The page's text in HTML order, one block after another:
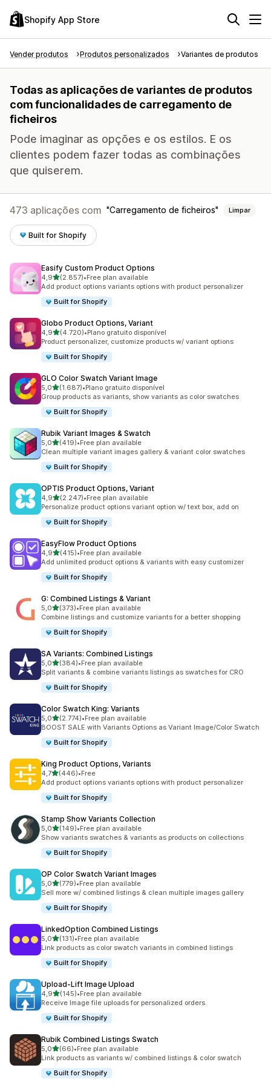
Shopify App Store
Vender produtos Produtos personalizados Variantes de produtos
Todas as aplicações de variantes de produtos
com funcionalidades de carregamento de
ficheiros
Pode imaginar as opções e os estilos. E os
clientes podem fazer todas as combinações
que quiserem.
473 aplicações com Carregamento de ficheiros Limpar
Built for Shopify
Easify Custom Product Options
4,9de 5 estrelas
(2.857)
2857 total de avaliações
•Free plan available
Add product options variants options with product personalizer
Built for Shopify
Globo Product Options, Variant
4,9de 5 estrelas
(4.720)
4720 total de avaliações
•Plano gratuito disponível
Product personalizer, customize products w/ variant options
Built for Shopify
GLO Color Swatch Variant Image
5,0de 5 estrelas
(1.687)
1687 total de avaliações
•Plano gratuito disponível
Group products as variants, show variants as color swatches
Built for Shopify
Rubik Variant Images & Swatch
5,0de 5 estrelas
(419)
419 total de avaliações
•Free plan available
Clean multiple variant images gallery & variant color swatches
Built for Shopify
OPTIS Product Options, Variant
4,9de 5 estrelas
(2.247)
2247 total de avaliações
•Free plan available
Personalize product options variant option w/ text box, add on
Built for Shopify
EasyFlow Product Options
4,9de 5 estrelas
(415)
415 total de avaliações
•Free plan available
Add unlimited product options & variants with easy customizer
Built for Shopify
G: Combined Listings & Variant
5,0de 5 estrelas
(373)
373 total de avaliações
•Free plan available
Combine listings and customize variants for a better shopping
Built for Shopify
SA Variants: Combined Listings
5,0de 5 estrelas
(384)
384 total de avaliações
•Free plan available
Split variants & combine variants listings as swatches for CRO
Built for Shopify
Color Swatch King: Variants
5,0de 5 estrelas
(2.774)
2774 total de avaliações
•Free plan available
BOOST SALE with Variants Options as Variant Image/Color Swatch
Built for Shopify
King Product Options, Variants
4,7de 5 estrelas
(446)
446 total de avaliações
•Free
Add product options variants options with product personalizer
Built for Shopify
Stamp Show Variants Collection
5,0de 5 estrelas
(149)
149 total de avaliações
•Free plan available
Show variants swatches & variants as products on collections
Built for Shopify
OP Color Swatch Variant Images
5,0de 5 estrelas
(779)
779 total de avaliações
•Free plan available
Sell more w/ combined listings & clean multiple images gallery
Built for Shopify
LinkedOption Combined Listings
5,0de 5 estrelas
(131)
131 total de avaliações
•Free plan available
Link products as color swatch variants in combined listings
Built for Shopify
Upload‑Lift Image Upload
4,9de 5 estrelas
(145)
145 total de avaliações
•Free plan available
Receive Image file uploads for personalized orders.
Built for Shopify
Rubik Combined Listings Swatch
5,0de 5 estrelas
(66)
66 total de avaliações
•Free plan available
Link products as variants w/ combined listings & color swatch
Built for Shopify